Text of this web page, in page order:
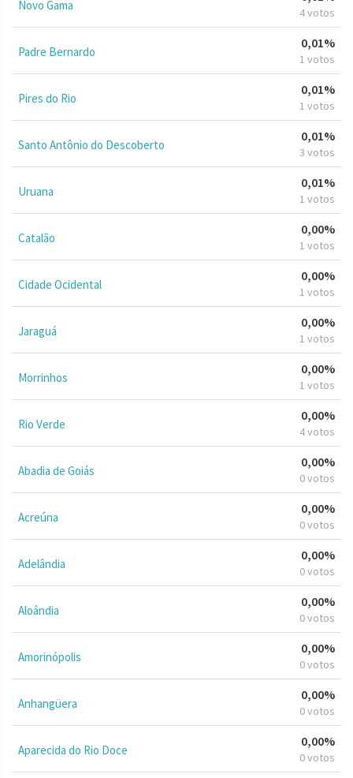
Novo Gama 4 votos
Padre Bernardo
0,01%
1 votos
Pires do Rio
0,01%
1 votos
Santo Antônio do Descoberto
0,01%
3 votos
Uruana
0,01%
1 votos
Catalão
0,00%
1 votos
Cidade Ocidental
0,00%
1 votos
Jaraguá
0,00%
1 votos
Morrinhos
0,00%
1 votos
Rio Verde
0,00%
4 votos
Abadia de Goiás
0,00%
0 votos
Acreúna
0,00%
0 votos
Adelândia
0,00%
0 votos
Aloândia
0,00%
0 votos
Amorinópolis
0,00%
0 votos
Anhangüera
0,00%
0 votos
Aparecida do Rio Doce
0,00%
0 votos